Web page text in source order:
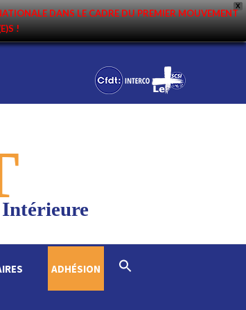
X
DANS LE CADRE DU PREMIER MOUVEMENT
!
Intérieure
ADHÉSION